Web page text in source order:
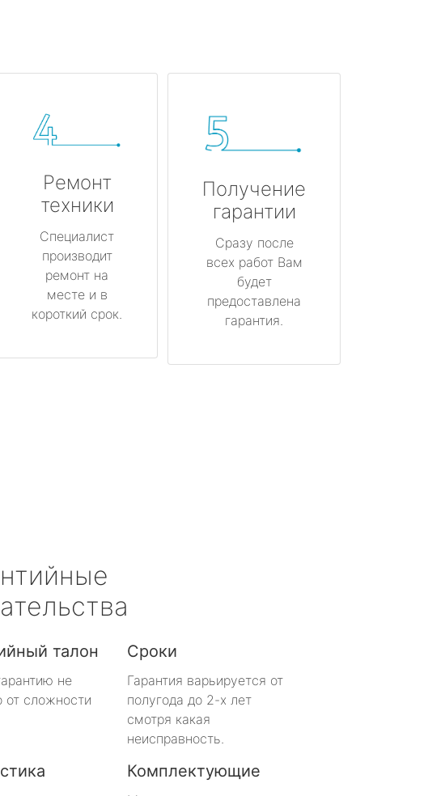
Ремонт
техники
Специалист
производит
ремонт на
месте и в
короткий срок.
Получение
гарантии
Сразу после
всех работ Вам
будет
предоставлена
гарантия.
талон
не
от сложности
Сроки
Гарантия варьируется от
полугода до 2-х лет
смотря какая
неисправность.
Комплектующие